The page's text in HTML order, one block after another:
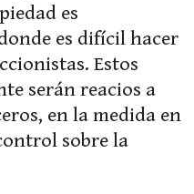
es
es difícil hacer
Estos
serán reacios a
en la medida en
sobre la